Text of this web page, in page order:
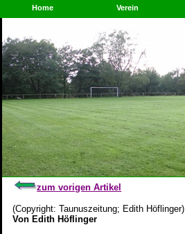
Home Verein
zum vorigen Artikel
(Copyright: Taunuszeitung; Edith Höflinger)
Von Edith Höflinger